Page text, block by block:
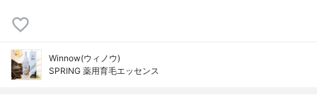
Winnow(ウィノウ)
SPRING 薬用育毛エッセンス